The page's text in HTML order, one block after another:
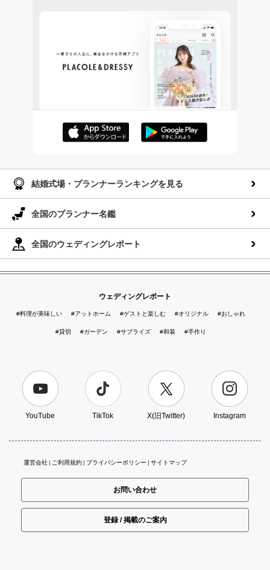
結婚式場・プランナーランキングを見る
全国のプランナー名鑑
全国のウェディングレポート
ウェディングレポート
#料理が美味しい #アットホーム #ゲストと楽しむ #オリジナル #おしゃれ
#貸切 #ガーデン #サプライズ #和装 #手作り
YouTube TikTok X(旧Twitter) Instagram
運営会社 ご利用規約 プライバシーポリシー サイトマップ
お問い合わせ
登録 / 掲載のご案内